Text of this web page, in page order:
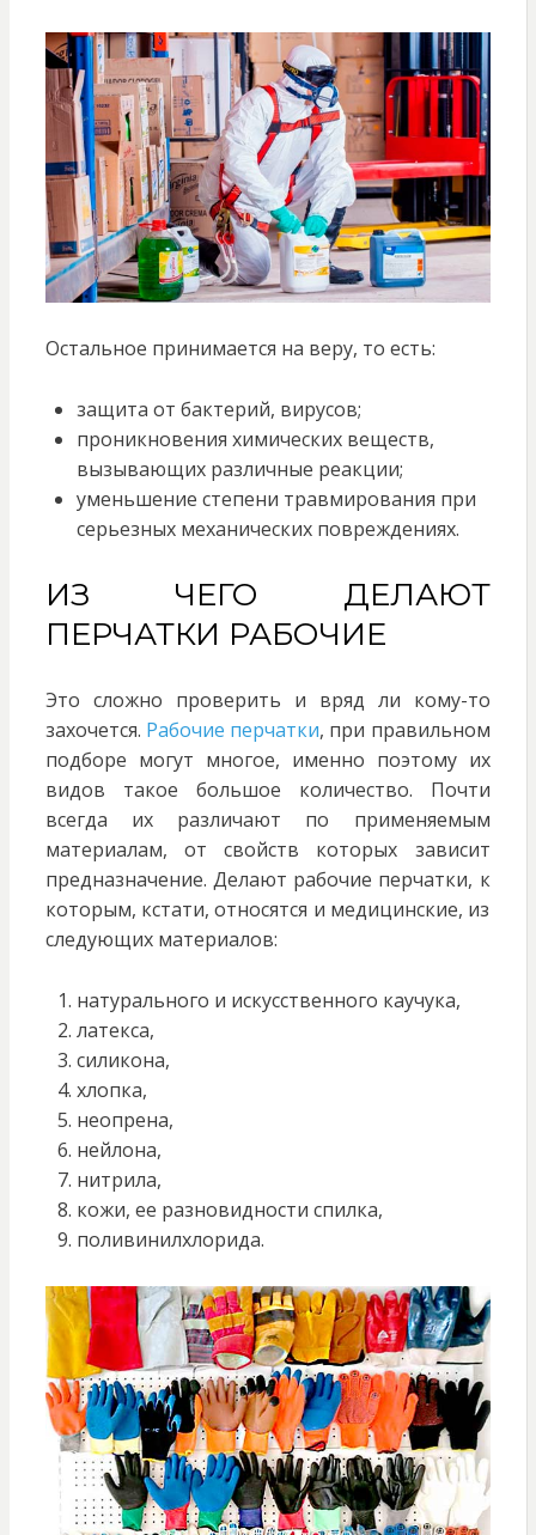
Остальное принимается на веру, то есть:
защита от бактерий, вирусов;
проникновения химических веществ,
вызывающих различные реакции;
уменьшение степени травмирования при
серьезных механических повреждениях.
ИЗ ЧЕГО ДЕЛАЮТ
ПЕРЧАТКИ РАБОЧИЕ
Это сложно проверить и вряд ли кому-то
захочется. Рабочие перчатки, при правильном
подборе могут многое, именно поэтому их
видов такое большое количество. Почти
всегда их различают по применяемым
материалам, от свойств которых зависит
предназначение. Делают рабочие перчатки, к
которым, кстати, относятся и медицинские, из
следующих материалов:
натурального и искусственного каучука,
латекса,
силикона,
хлопка,
неопрена,
нейлона,
нитрила,
кожи, ее разновидности спилка,
поливинилхлорида.